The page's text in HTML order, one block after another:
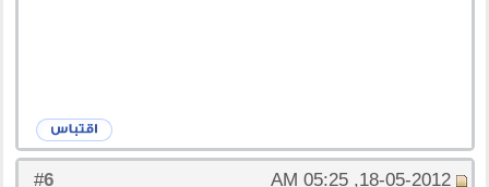
#
6 18-05-2012, 05:25 AM